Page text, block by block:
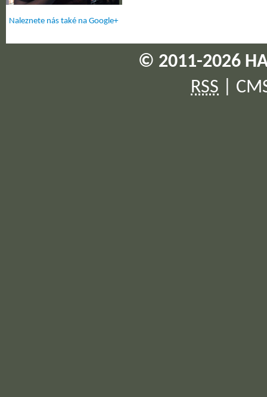
Naleznete nás také na Google+
© 2011-2026
RSS